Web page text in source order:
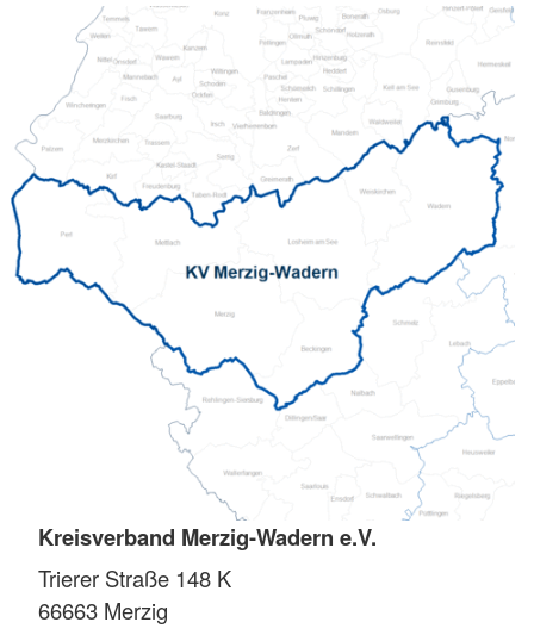
Kreisverband Merzig-Wadern e.V.
Trierer Straße 148 K
66663 Merzig